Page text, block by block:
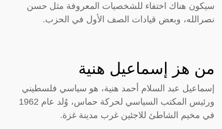
سيكون هناك اختفاء للشخصيات المعروفة مثل حسن
نصرالله، وبعض قيادات الصف الأول في الحزب.
من هز إسماعيل هنية
إسماعيل عبد السلام أحمد هنية، هو سياسي فلسطيني
ورئيس المكتب السياسي لحركة حماس، وُلد عام 1962
في مخيم الشاطئ للاجئين غرب مدينة غزة.